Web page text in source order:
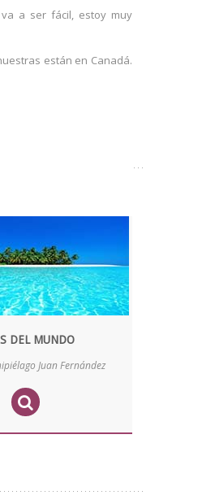
a ser fácil, estoy muy
están en Canadá.
DEL MUNDO
Juan Fernández